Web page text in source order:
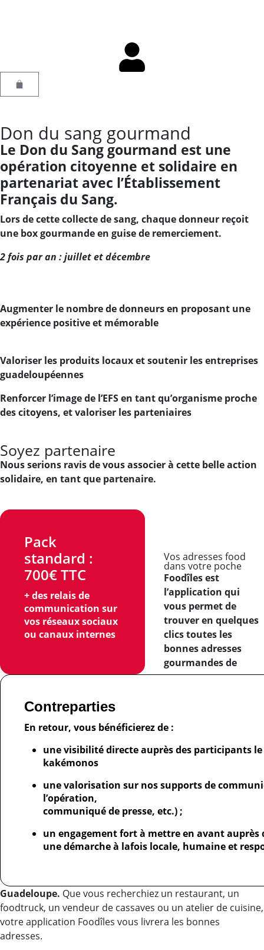
Don du sang gourmand
Le Don du Sang gourmand est une
opération citoyenne et solidaire en
partenariat avec l’Établissement
Français du Sang.
Lors de cette collecte de sang, chaque donneur reçoit
une box gourmande en guise de remerciement.
2 fois par an : juillet et décembre
Augmenter le nombre de donneurs en proposant une
expérience positive et mémorable
Valoriser les produits locaux et soutenir les entreprises
guadeloupéennes
Renforcer l’image de l’EFS en tant qu’organisme proche
des citoyens, et valoriser les parteniaires
Soyez partenaire
Nous serions ravis de vous associer à cette belle action
solidaire, en tant que partenaire.
Pack
standard :
700€ TTC
+ des relais de
communication sur
vos réseaux sociaux
ou canaux internes
Contreparties
En retour, vous bénéficierez de :
une visibilité directe auprès des participants
kakémonos
une valorisation sur nos supports de
l’opération,
communiqué de presse, etc.) ;
un engagement fort à mettre en avant auprès
une démarche à lafois locale, humaine et
Vos adresses food
dans votre poche
Foodîles est
l’application qui
vous permet de
trouver en quelques
clics toutes les
bonnes adresses
gourmandes de
Guadeloupe. Que vous recherchiez un restaurant, un
foodtruck, un vendeur de cassaves ou un atelier de cuisine,
votre application Foodîles vous livrera les bonnes
adresses.